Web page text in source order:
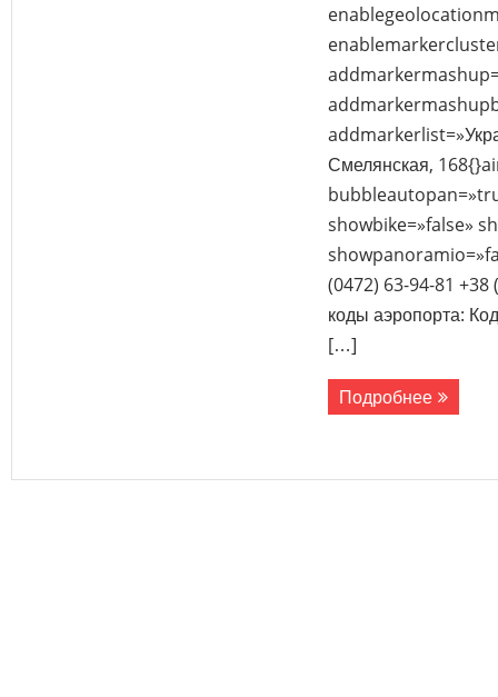
Смелянская,
showbike=»false»
(0472) 63-94-81
коды аэропорта:
[…]
Подробнее